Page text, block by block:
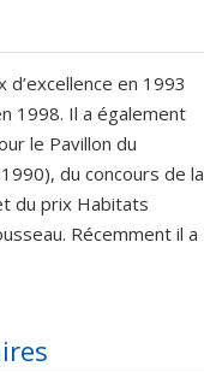
en 1993
1998. Il a également
le Pavillon du
du concours de la
du prix Habitats
Récemment il a